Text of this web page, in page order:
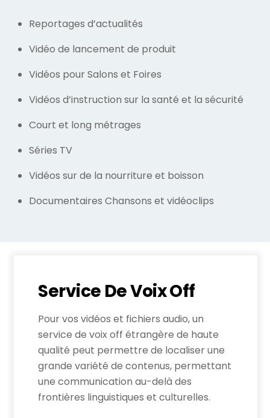
Reportages d’actualités
Vidéo de lancement de produit
Vidéos pour Salons et Foires
Vidéos d’instruction sur la santé et la sécurité
Court et long métrages
Séries TV
Vidéos sur de la nourriture et boisson
Documentaires Chansons et vidéoclips
Service De Voix Off
Pour vos vidéos et fichiers audio, un
service de voix off étrangère de haute
qualité peut permettre de localiser une
grande variété de contenus, permettant
une communication au-delà des
frontières linguistiques et culturelles.